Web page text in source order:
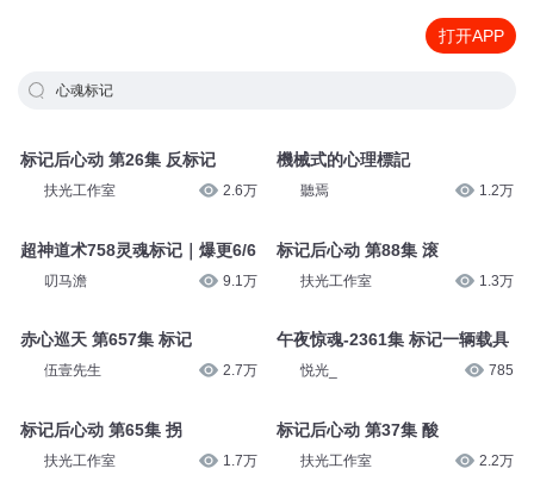
打开APP
心魂标记
标记后心动 第26集 反标记
扶光工作室 2.6万
超神道术758灵魂标记｜爆更6/6
叨马澹 9.1万
赤心巡天 第657集 标记
伍壹先生 2.7万
标记后心动 第65集 拐
扶光工作室 1.7万
機械式的心理標記
聽焉 1.2万
标记后心动 第88集 滚
扶光工作室 1.3万
午夜惊魂-2361集 标记一辆载具
悦光_ 785
标记后心动 第37集 酸
扶光工作室 2.2万